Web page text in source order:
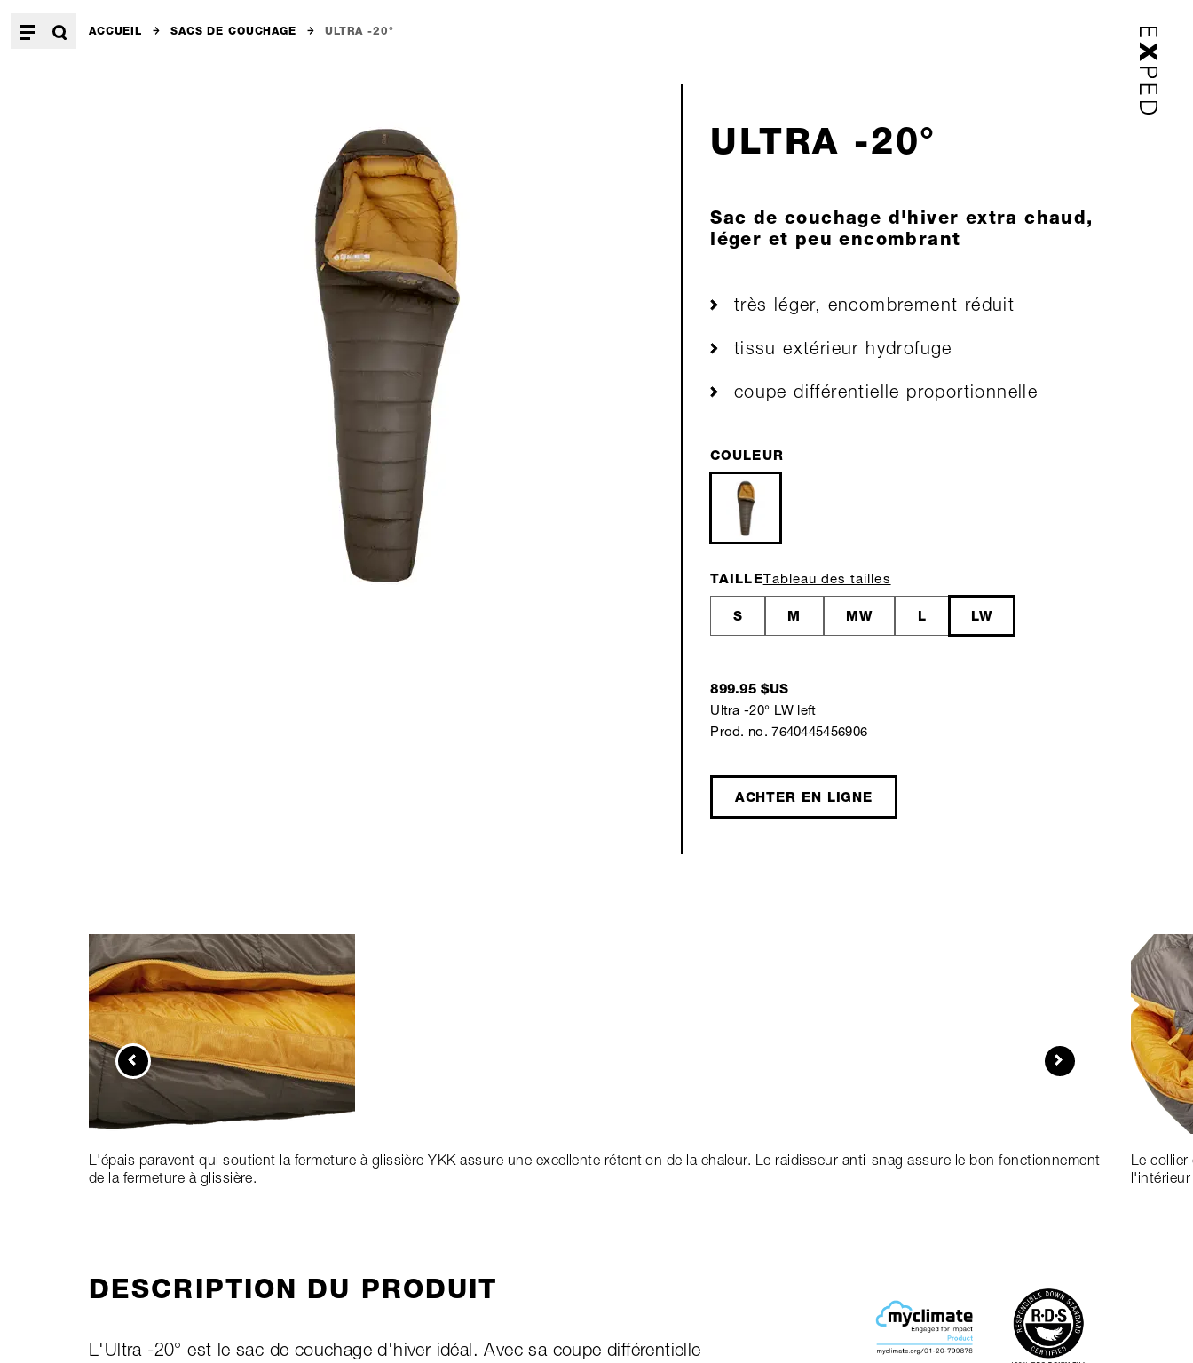
ACCUEIL SACS DE COUCHAGE ULTRA -20°
ULTRA -20°
Sac de couchage d'hiver extra chaud,
léger et peu encombrant
très léger, encombrement réduit
tissu extérieur hydrofuge
coupe différentielle proportionnelle
COULEUR
TAILLETableau des tailles
S M MW L LW
899.95 $US
Ultra -20° LW left
Prod. no. 7640445456906
ACHTER EN LIGNE
L'épais paravent qui soutient la fermeture à glissière YKK assure une excellente rétention de la chaleur. Le raidisseur anti-snag assure le bon fonctionnement
de la fermeture à glissière.
Le
DESCRIPTION DU PRODUIT
L'Ultra -20° est le sac de couchage d'hiver idéal. Avec sa coupe différentielle